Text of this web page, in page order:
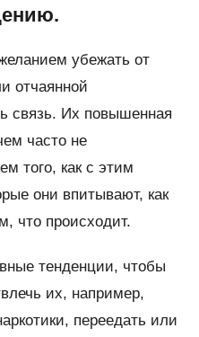
убежать от
отчаянной
связь. Их повышенная
часто не
того, как с этим
они впитывают, как
что происходит.
тенденции, чтобы
их, например,
переедать или